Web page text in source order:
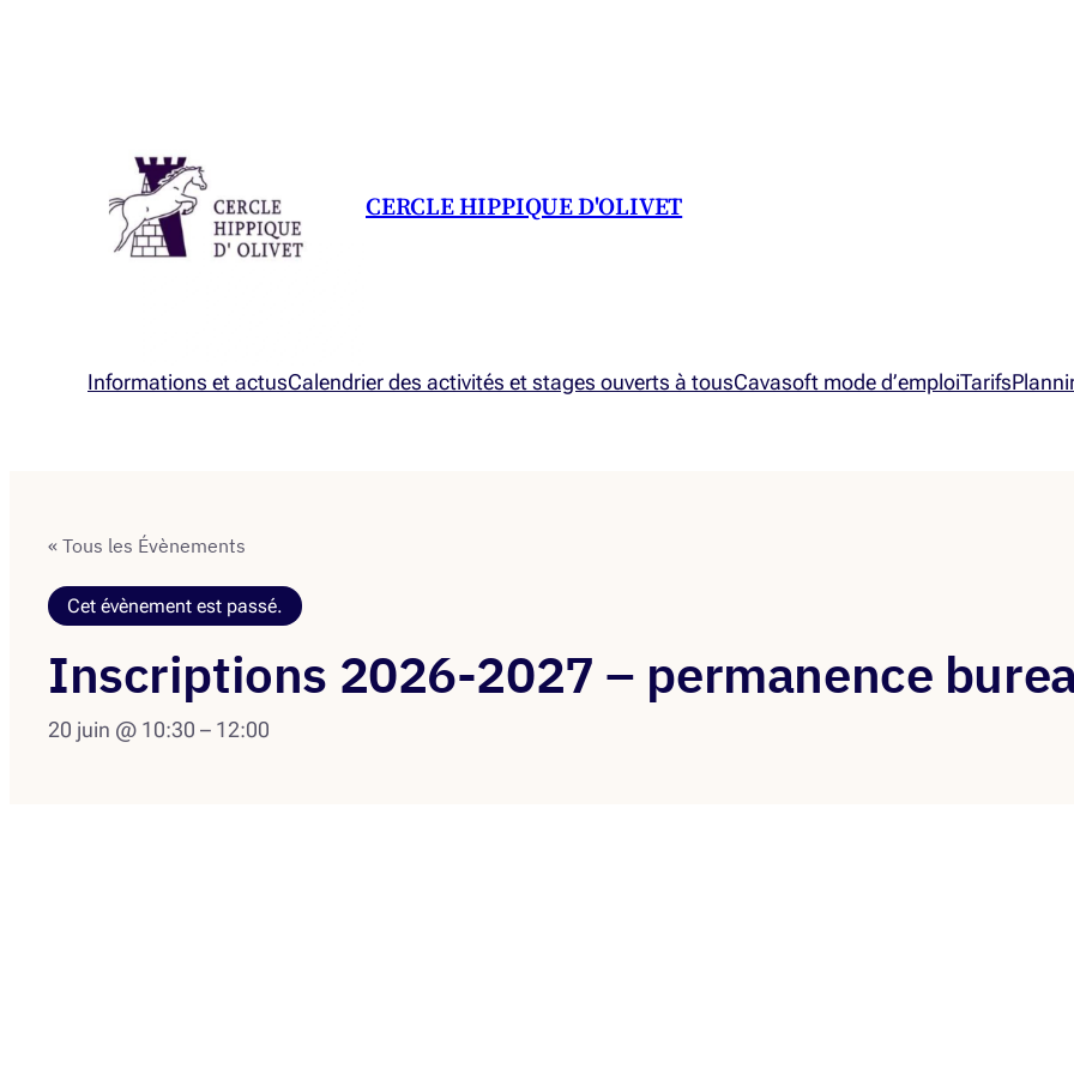
CERCLE HIPPIQUE D'OLIVET
Informations et actusCalendrier des activités et stages ouverts à tousCavasoft mode d’emploiTarifs
« Tous les Évènements
Cet évènement est passé.
Inscriptions 2026-2027 – permanence
20 juin @ 10:30 – 12:00